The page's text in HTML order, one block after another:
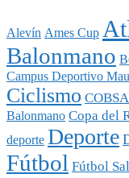
Alevín Ames Cup
Balonmano
Campus Deportivo
Ciclismo
Balonmano Copa del
deporte Deporte
Fútbol Fútbol